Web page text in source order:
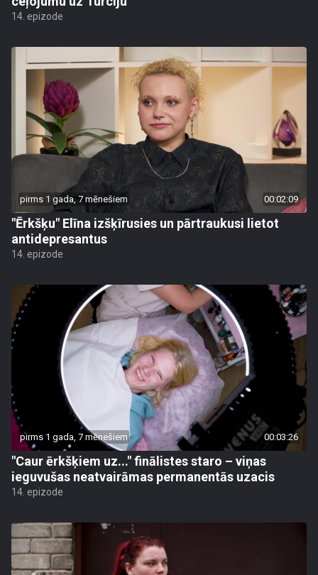
14. epizode
pirms 1 gada, 7 mēnešiem 00:02:09
"Ērkšķu" Elīna izšķīrusies un pārtraukusi lietot
antidepresantus
14. epizode
pirms 1 gada, 7 mēnešiem 00:03:26
"Caur ērkšķiem uz..." finālistes staro – viņas
ieguvušas neatvairāmas permanentās uzacis
14. epizode